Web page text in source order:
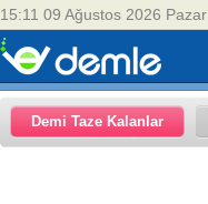
15:11 09 Ağustos 2026 Pazar
Demi Taze Kalanlar